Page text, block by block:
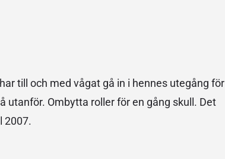
till och med vågat gå in i hennes utegång för
utanför. Ombytta roller för en gång skull. Det
2007.